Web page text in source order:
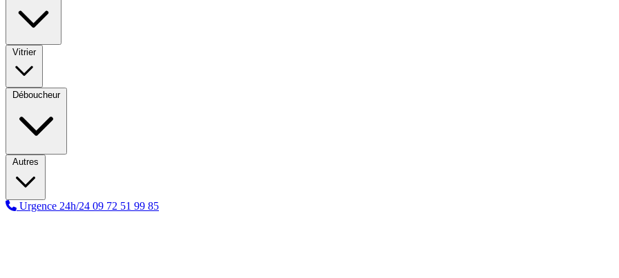
Vitrier
Déboucheur
Autres
Urgence 24h/24 09 72 51 99 85